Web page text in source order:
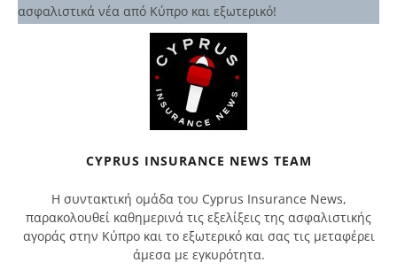
ασφαλιστικά νέα από Κύπρο και εξωτερικό!
CYPRUS INSURANCE NEWS TEAM
Η συντακτική ομάδα του Cyprus Insurance News,
παρακολουθεί καθημερινά τις εξελίξεις της ασφαλιστικής
αγοράς στην Κύπρο και το εξωτερικό και σας τις μεταφέρει
άμεσα με εγκυρότητα.